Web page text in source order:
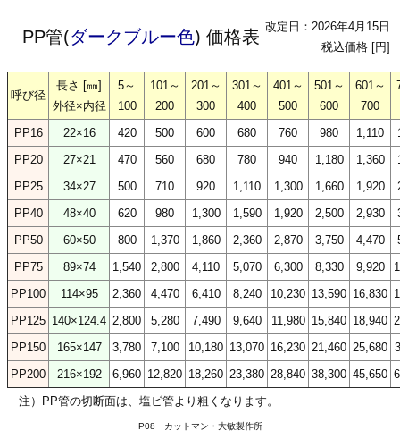
PP管(ダークブルー色) 価格表
改定日：2026年4月15日
税込価格 [円]
呼び径
長さ [㎜]
外径×内径
5～
100
101～
200
201～
300
301～
400
401～
500
501～
600
601～
700
PP16 22×16 420 500 600 680 760 980 1,110
PP20
27×21 470 560 680 780 940 1,180 1,360
PP25
34×27 500 710 920 1,110 1,300 1,660 1,920
PP40
48×40 620 980 1,300 1,590 1,920 2,500 2,930
PP50
60×50 800 1,370 1,860 2,360 2,870 3,750 4,470
PP75
89×74 1,540 2,800 4,110 5,070 6,300 8,330 9,920
PP100
114×95 2,360 4,470 6,410 8,240 10,230 13,590 16,830
PP125 140×124.4 2,800 5,280 7,490 9,640 11,980 15,840 18,940
PP150
165×147 3,780 7,100 10,180 13,070 16,230 21,460 25,680
PP200
216×192 6,960 12,820 18,260 23,380 28,840 38,300 45,650
注）PP管の切断面は、塩ビ管より粗くなります。
P08 カットマン・大敏製作所